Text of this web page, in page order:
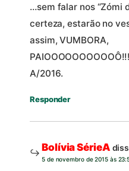
…sem falar nos “Zómi
certeza, estarão no
assim, VUMBORA,
A/2016.
Responder
Bolívia SérieA
5 de novembro de 2015 às